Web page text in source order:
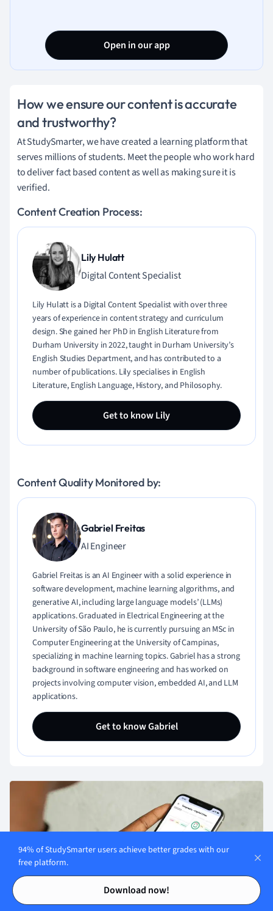
Contents
Contents
Open in our app
How we ensure our content is accurate
and trustworthy?
At StudySmarter, we have created a learning platform that
serves millions of students. Meet the people who work hard
to deliver fact based content as well as making sure it is
verified.
Content Creation Process:
Lily Hulatt
Digital Content Specialist
Lily Hulatt is a Digital Content Specialist with over three
years of experience in content strategy and curriculum
design. She gained her PhD in English Literature from
Durham University in 2022, taught in Durham University’s
English Studies Department, and has contributed to a
number of publications. Lily specialises in English
Literature, English Language, History, and Philosophy.
Get to know Lily
Content Quality Monitored by:
Gabriel Freitas
AI Engineer
Gabriel Freitas is an AI Engineer with a solid experience in
software development, machine learning algorithms, and
generative AI, including large language models’ (LLMs)
applications. Graduated in Electrical Engineering at the
University of São Paulo, he is currently pursuing an MSc in
Computer Engineering at the University of Campinas,
specializing in machine learning topics. Gabriel has a strong
background in software engineering and has worked on
projects involving computer vision, embedded AI, and LLM
applications.
Get to know Gabriel
94% of StudySmarter users achieve better grades with our
free platform.
Download now!